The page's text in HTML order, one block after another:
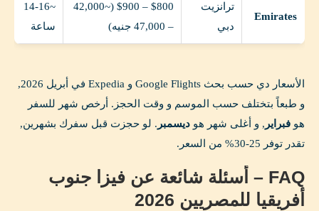
Emirates
ترانزيت
دبي
$800 – $900 (~42,000
– 47,000 جنيه)
~14-16
ساعة
الأسعار دي حسب بحث Google Flights و Expedia في أبريل 2026,
و طبعاً بتختلف حسب الموسم و وقت الحجز. أرخص شهر للسفر
هو فبراير , و أغلى شهر هو ديسمبر . لو حجزت قبل سفرك بشهرين,
تقدر توفر 25-30% من السعر.
FAQ – أسئلة شائعة عن فيزا جنوب
أفريقيا للمصريين 2026